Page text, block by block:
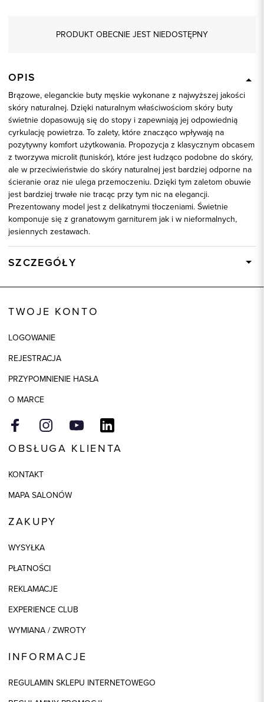
PRODUKT OBECNIE JEST NIEDOSTĘPNY
OPIS
Brązowe, eleganckie buty męskie wykonane z najwyższej jakości
skóry naturalnej. Dzięki naturalnym właściwościom skóry buty
świetnie dopasowują się do stopy i zapewniają jej odpowiednią
cyrkulację powietrza. To zalety, które znacząco wpływają na
pozytywny komfort użytkowania. Propozycja z klasycznym obcasem
z tworzywa microlit (tuniskór), które jest łudząco podobne do skóry,
ale w przeciwieństwie do skóry naturalnej jest bardziej odporne na
ścieranie oraz nie ulega przemoczeniu. Dzięki tym zaletom obuwie
jest bardziej trwałe nie tracąc przy tym nic na elegancji.
Prezentowany model jest z delikatnymi tłoczeniami. Świetnie
komponuje się z granatowym garniturem jak i w nieformalnych,
jesiennych zestawach.
SZCZEGÓŁY
Kolor
TWOJE KONTO
LOGOWANIE
REJESTRACJA
PRZYPOMNIENIE HASŁA
O MARCE
OBSŁUGA KLIENTA
KONTAKT
MAPA SALONÓW
ZAKUPY
WYSYŁKA
PŁATNOŚCI
REKLAMACJE
EXPERIENCE CLUB
WYMIANA / ZWROTY
INFORMACJE
REGULAMIN SKLEPU INTERNETOWEGO